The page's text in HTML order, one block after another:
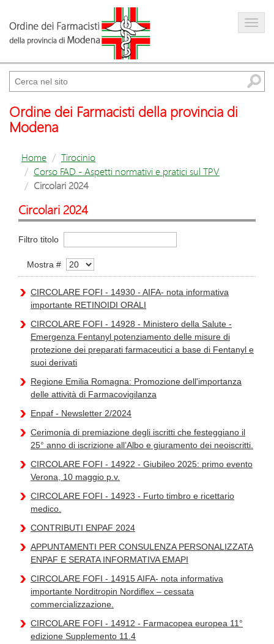
Amministrazione trasparente
Cerca
Ordine dei Farmacisti della provincia di
Modena
Home
Tirocinio
Corso FAD - Aspetti normativi e pratici sul TPV
Circolari 2024
Circolari 2024
Filtro titolo
Mostra #
CIRCOLARE FOFI - 14930 - AIFA- nota informativa
importante RETINOIDI ORALI
CIRCOLARE FOFI - 14928 - Ministero della Salute -
Emergenza Fentanyl potenziamento delle misure di
protezione dei preparati farmaceutici a base di Fentanyl e
suoi derivati
Regione Emilia Romagna: Promozione dell'importanza
delle attività di Farmacovigilanza
Enpaf - Newsletter 2/2024
Cerimonia di premiazione degli iscritti che festeggiano il
25° anno di iscrizione all’Albo e giuramento dei neoiscritti.
CIRCOLARE FOFI - 14922 - Giubileo 2025: primo evento
Verona, 10 maggio p.v.
CIRCOLARE FOFI - 14923 - Furto timbro e ricettario
medico.
CONTRIBUTI ENPAF 2024
APPUNTAMENTI PER CONSULENZA PERSONALIZZATA
ENPAF E SERATA INFORMATIVA EMAPI
CIRCOLARE FOFI - 14915 AIFA- nota informativa
importante Norditropin Nordiflex – cessata
commercializzazione.
CIRCOLARE FOFI - 14912 - Farmacopea europea 11°
edizione Supplemento 11.4